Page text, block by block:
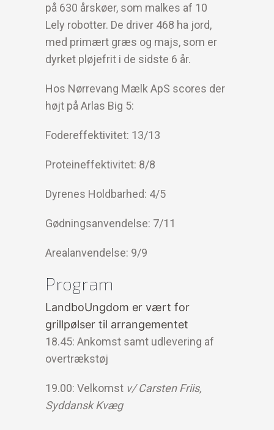
på 630 årskøer, som malkes af 10
Lely robotter. De driver 468 ha jord,
med primært græs og majs, som er
dyrket pløjefrit i de sidste 6 år.
Hos Nørrevang Mælk ApS scores der
højt på Arlas Big 5:
Fodereffektivitet: 13/13
Proteineffektivitet: 8/8
Dyrenes Holdbarhed: 4/5
Gødningsanvendelse: 7/11
Arealanvendelse: 9/9
Program
LandboUngdom er vært for
grillpølser til arrangementet
18.45: Ankomst samt udlevering af
overtrækstøj
19.00: Velkomst v/ Carsten Friis,
Syddansk Kvæg